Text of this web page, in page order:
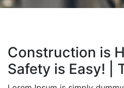
Construction is
Safety is Easy! |